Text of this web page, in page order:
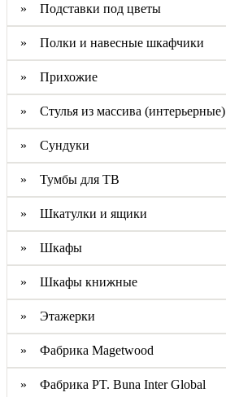
» Подставки под цветы
» Полки и навесные шкафчики
» Прихожие
» Стулья из массива (интерьерные)
» Сундуки
» Тумбы для ТВ
» Шкатулки и ящики
» Шкафы
» Шкафы книжные
» Этажерки
» Фабрика Magetwood
» Фабрика PT. Buna Inter Global